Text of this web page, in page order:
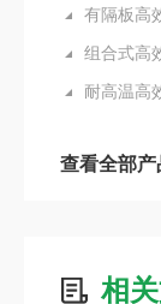
有隔板高
组合式高
耐高温高
查看全部产
相